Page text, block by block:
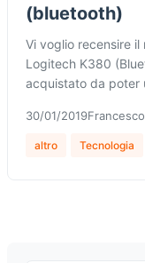
(bluetooth)
Vi voglio recensire
Logitech K380
acquistato da poter
30/01/2019
altro Tecnologia